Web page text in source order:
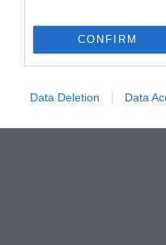
CONFIRM
Data Deletion Data
Idén 20 százalékkal
Nógrádban szinte alig.
érkeztek, Somogyban